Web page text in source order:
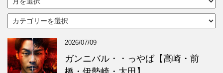
ー
カ
イ
ブ
カ
テ
ゴ
ー
2026/07/09
ガンニバル・・っやば【高崎・前